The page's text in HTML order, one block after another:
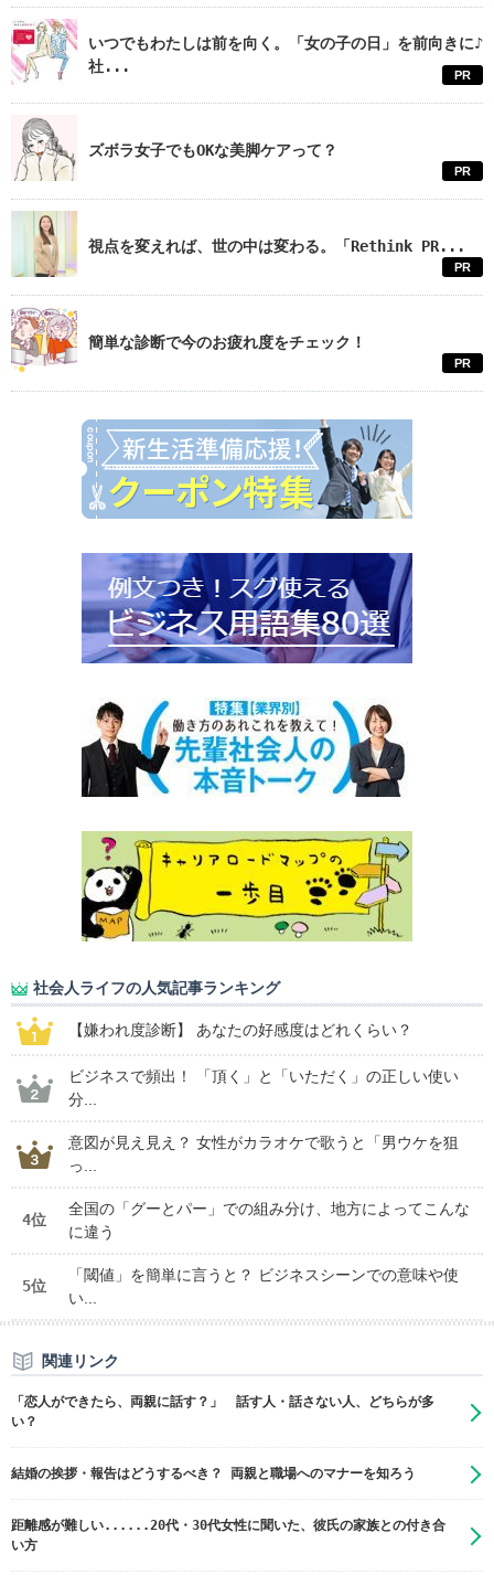
いつでもわたしは前を向く。「女の子の日」を前向きに♪
社...
PR
ズボラ女子でもOKな美脚ケアって？
PR
視点を変えれば、世の中は変わる。「Rethink PR...
PR
簡単な診断で今のお疲れ度をチェック！
PR
社会人ライフの人気記事ランキング
【嫌われ度診断】 あなたの好感度はどれくらい？
ビジネスで頻出！ 「頂く」と「いただく」の正しい使い
分...
意図が見え見え？ 女性がカラオケで歌うと「男ウケを狙
っ...
4位
全国の「グーとパー」での組み分け、地方によってこんな
に違う
5位
「閾値」を簡単に言うと？ ビジネスシーンでの意味や使
い...
関連リンク
「恋人ができたら、両親に話す？」 話す人・話さない人、どちらが多
い？
結婚の挨拶・報告はどうするべき？ 両親と職場へのマナーを知ろう
距離感が難しい......20代・30代女性に聞いた、彼氏の家族との付き合
い方